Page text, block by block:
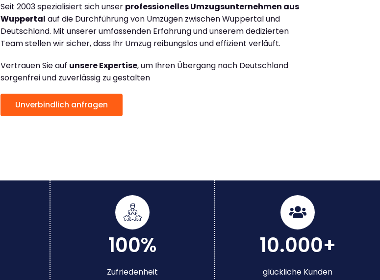
Seit 2003 spezialisiert sich unser professionelles Umzugsunternehmen aus
Wuppertal auf die Durchführung von Umzügen zwischen Wuppertal und
Deutschland. Mit unserer umfassenden Erfahrung und unserem dedizierten
Team stellen wir sicher, dass Ihr Umzug reibungslos und effizient verläuft.
Vertrauen Sie auf unsere Expertise, um Ihren Übergang nach Deutschland
sorgenfrei und zuverlässig zu gestalten
Unverbindlich anfragen
100%
Zufriedenheit
10.000+
glückliche Kunden